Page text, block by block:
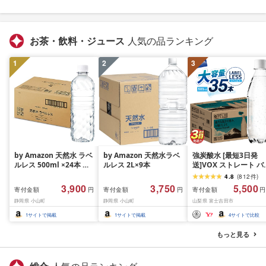
お茶・飲料・ジュース 人気の品ランキング
1
by Amazon 天然水 ラベ
ルレス 500ml ×24本 富
ム含有 水 ミネラルウォ
ーター ペットボトル 静
岡県産 500ミリリットル
(Smart Basic)
寄付金額 3,900 円
静岡県 小山町
1サイトで掲載
2
by Amazon 天然水ラベ
ルレス 2L×9本
寄付金額 3,750 円
静岡県 小山町
1サイトで掲載
3
強炭酸水 [最短3日発
送]VOX ストレート バ
ジウム 強炭酸水 35本
500ml ラベルレス[富
吉田市限定カートン]
酸
4.8 (812件)
寄付金額
5,500
山梨県 富士吉田市
4サイトで比較
もっと見る